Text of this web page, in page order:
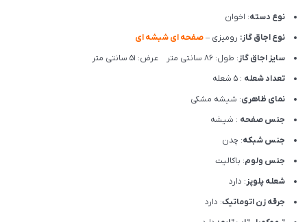
نوع دسته: اخوان
نوع اجاق گاز: رومیزی –صفحه ای شبشه ای
سایز اجاق گاز: طول: 86 سانتی متر عرض: 51 سانتی متر
تعداد شعله : 5 شعله
نمای ظاهری: شیشه مشکی
جنس صفحه : شیشه
جنس شبکه: چدن
جنس ولوم: باکالیت
شعله پلوپز: دارد
جرقه زن اتوماتیک: دارد